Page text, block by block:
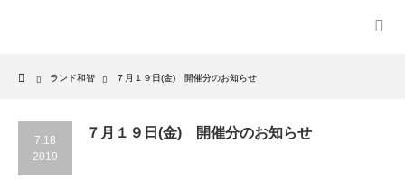
Home
ランド和智 ７月１９日(金) 開催分のお知らせ
7.18
2019
７月１９日(金) 開催分のお知らせ